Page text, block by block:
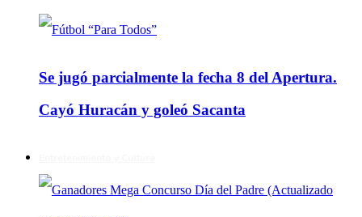
Se jugó parcialmente la fecha 8 del Apertura.
Cayó Huracán y goleó Sacanta